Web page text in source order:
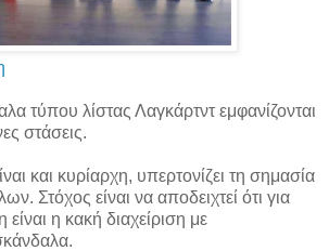
τύπου λίστας Λαγκάρτντ εμφανίζονται
στάσεις.
και κυρίαρχη, υπερτονίζει τη σημασία
Στόχος είναι να αποδειχτεί ότι για
η κακή διαχείριση με